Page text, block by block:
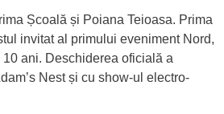
Școală și Poiana Teioasa. Prima
invitat al primului eveniment Nord,
ani. Deschiderea oficială a
Nest și cu show-ul electro-